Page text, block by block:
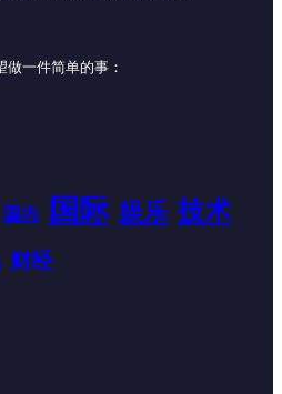
一件简单的事：
国内 国际 娱乐 技术
财经